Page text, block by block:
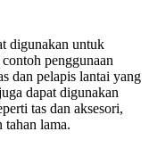
digunakan untuk
penggunaan
dan pelapis lantai yang
dapat digunakan
tas dan aksesori,
tahan lama.